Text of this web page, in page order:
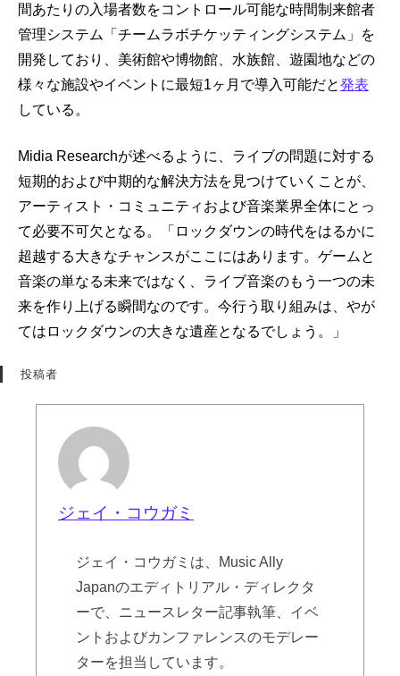
間あたりの入場者数をコントロール可能な時間制来館者
管理システム「チームラボチケッティングシステム」を
開発しており、美術館や博物館、水族館、遊園地などの
様々な施設やイベントに最短1ヶ月で導入可能だと発表
している。
Midia Researchが述べるように、ライブの問題に対する
短期的および中期的な解決方法を見つけていくことが、
アーティスト・コミュニティおよび音楽業界全体にとっ
て必要不可欠となる。「ロックダウンの時代をはるかに
超越する大きなチャンスがここにはあります。ゲームと
音楽の単なる未来ではなく、ライブ音楽のもう一つの未
来を作り上げる瞬間なのです。今行う取り組みは、やが
てはロックダウンの大きな遺産となるでしょう。」
投稿者
ジェイ・コウガミ
ジェイ・コウガミは、Music Ally
Japanのエディトリアル・ディレクタ
ーで、ニュースレター記事執筆、イベ
ントおよびカンファレンスのモデレー
ターを担当しています。